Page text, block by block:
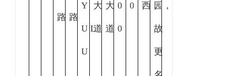
路 路
Y
U L
U
大
道
大
道
0
0
0 西 园，
故
更